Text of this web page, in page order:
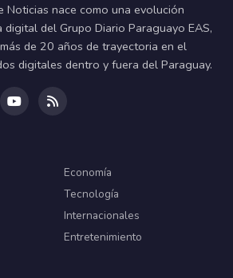
Noticias nace como una evolución
del Grupo Diario Paraguayo EAS,
de 20 años de trayectoria en el
digitales dentro y fuera del Paraguay.
Economía
Tecnología
Internacionales
Entretenimiento